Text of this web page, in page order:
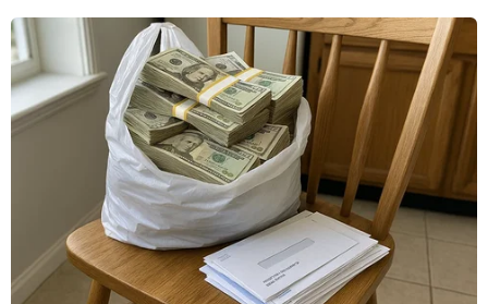
Hai du khách đuối nước khi tắm ở Khu du
lịch sinh thái biển Hải Tiến
22/06/2019 07:18
Sáng 22/6, trên địa bàn Khu du lịch sinh thái biển Hải
Tiến (huyện Hoằng Hóa, tỉnh Thanh Hóa) đã xảy ra vụ